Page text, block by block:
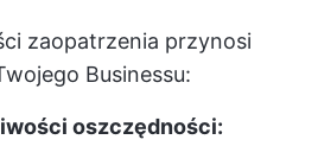
zaopatrzenia przynosi
Businessu:
oszczędności: